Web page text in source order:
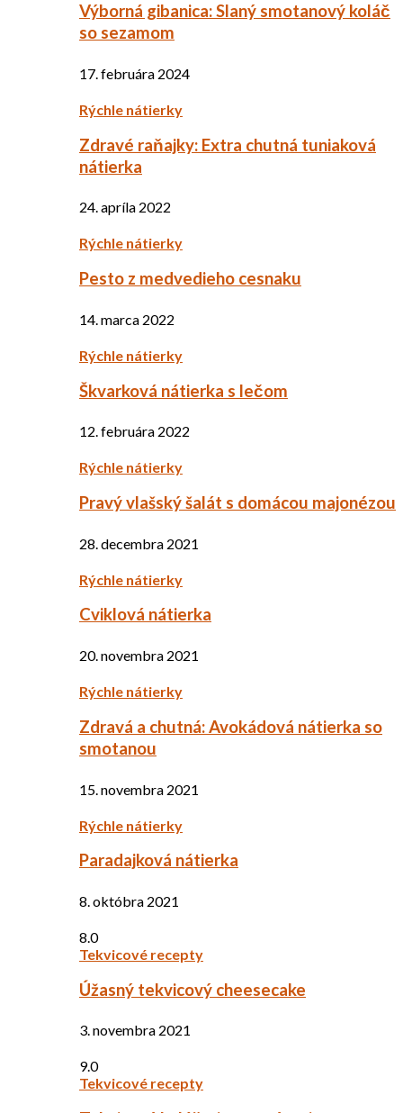
Výborná gibanica: Slaný smotanový koláč
so sezamom
17. februára 2024
Rýchle nátierky
Zdravé raňajky: Extra chutná tuniaková
nátierka
24. apríla 2022
Rýchle nátierky
Pesto z medvedieho cesnaku
14. marca 2022
Rýchle nátierky
Škvarková nátierka s lečom
12. februára 2022
Rýchle nátierky
Pravý vlašský šalát s domácou majonézou
28. decembra 2021
Rýchle nátierky
Cviklová nátierka
20. novembra 2021
Rýchle nátierky
Zdravá a chutná: Avokádová nátierka so
smotanou
15. novembra 2021
Rýchle nátierky
Paradajková nátierka
8. októbra 2021
8.0
Tekvicové recepty
Úžasný tekvicový cheesecake
3. novembra 2021
9.0
Tekvicové recepty